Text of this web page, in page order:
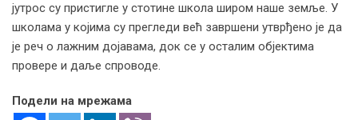
јутрос су пристигле у стотине школа широм наше земље. У
школама у којима су прегледи већ завршени утврђено је да
је реч о лажним дојавама, док се у осталим објектима
провере и даље спроводе.
Подели на мрежама